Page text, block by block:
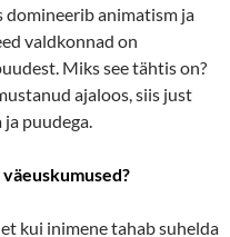
domineerib animatism ja
valdkonnad on
Miks see tähtis on?
ajaloos, siis just
puudega.
kui inimene tahab suhelda